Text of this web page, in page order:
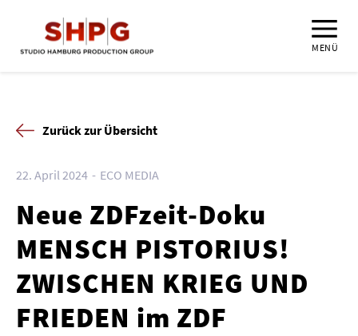
MENÜ
Zurück zur Übersicht
22. April 2024 ECO MEDIA
Neue ZDFzeit-Doku
MENSCH PISTORIUS!
ZWISCHEN KRIEG UND
FRIEDEN im ZDF